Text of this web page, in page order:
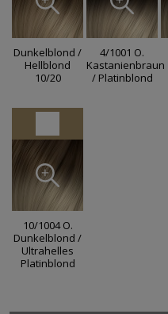
Dunkelblond /
Hellblond
10/20
4/1001 O.
Kastanienbraun
/ Platinblond
10/1004 O.
Dunkelblond /
Ultrahelles
Platinblond